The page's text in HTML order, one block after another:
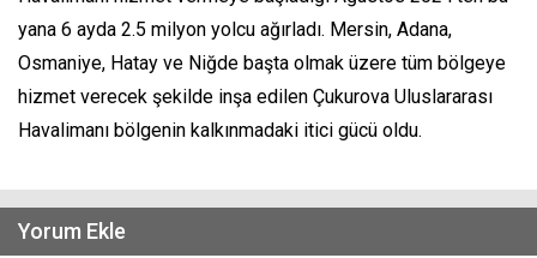
yana 6 ayda 2.5 milyon yolcu ağırladı. Mersin, Adana,
Osmaniye, Hatay ve Niğde başta olmak üzere tüm bölgeye
hizmet verecek şekilde inşa edilen Çukurova Uluslararası
Havalimanı bölgenin kalkınmadaki itici gücü oldu.
Yorum Ekle